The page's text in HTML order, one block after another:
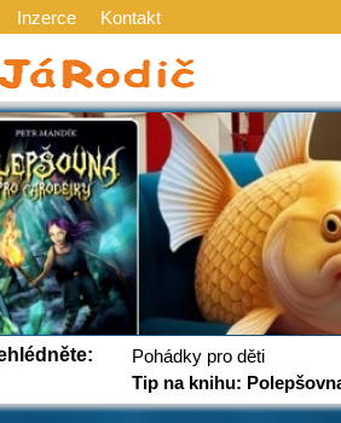
Inzerce Kontakt
Pohádky pro děti
Tip na knihu: